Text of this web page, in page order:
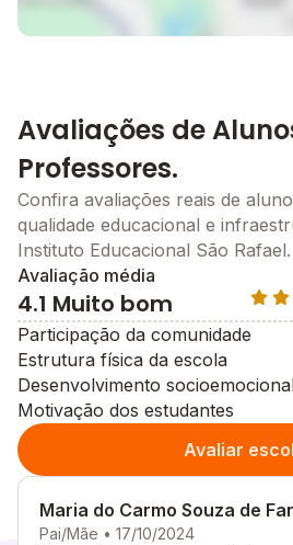
Avaliações de
Professores.
Confira avaliações reais de
qualidade educacional e
Instituto Educacional São Rafael.
Avaliação média
4.1 Muito bom
Participação da comunidade
Estrutura física da escola
Desenvolvimento
Motivação dos estudantes
Avaliar
Maria do Carmo Souza de
Pai/Mãe • 17/10/2024